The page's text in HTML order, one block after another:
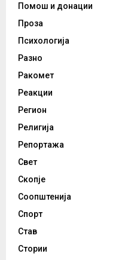
Помош и донации
Проза
Психологија
Разно
Ракомет
Реакции
Регион
Религија
Репортажа
Свет
Скопје
Соопштенија
Спорт
Став
Стории